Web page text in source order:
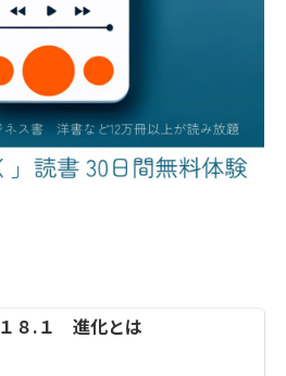
１８.１ 進化とは